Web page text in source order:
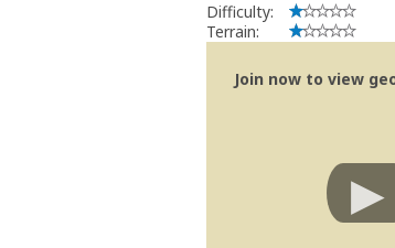
Difficulty:
Terrain:
Join now to view